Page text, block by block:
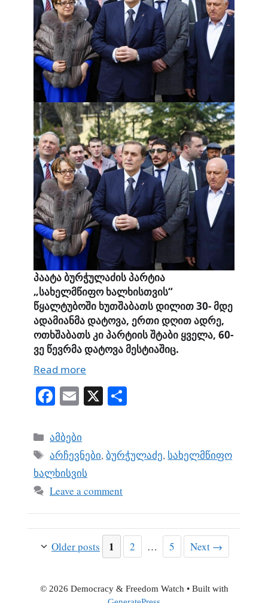
პაატაბურჭულაძისპარტია
„სახელმწიფო ხალხისთვის“
წყალტუბოში ხუთშაბათსდილით30-მდე
ადამიანმადატოვა, ერთიდღითადრე,
ოთხშაბათს კიპარტიისშტაბი ყველა, 60-
ვე წევრმადატოვამესტიაშიც.
Read more
Fa
bo
ok
E
ail
X
Categories
ამბები
Tags
არჩევნები,ბურჭულაძე, სახელმწიფო
ხალხისვის
Leave a comment
Older posts Page
1 Page
2 … Page
5 Next →
© 2026 Democracy & Freedom Watch • Built with